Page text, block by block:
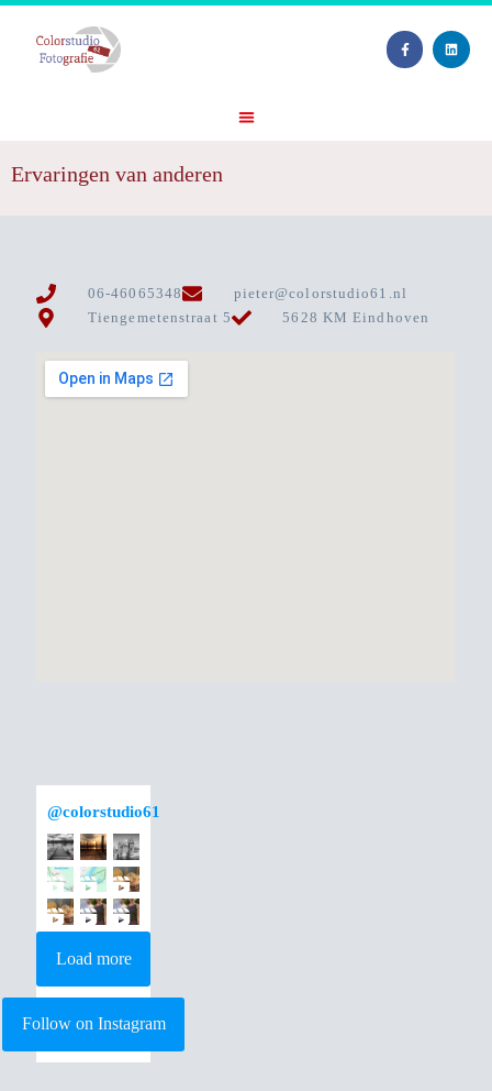
Ervaringen van anderen
@colorstudio61
Load more
Follow on Instagram
06-46065348
pieter@colorstudio61.nl
Tiengemetenstraat 5
5628 KM Eindhoven